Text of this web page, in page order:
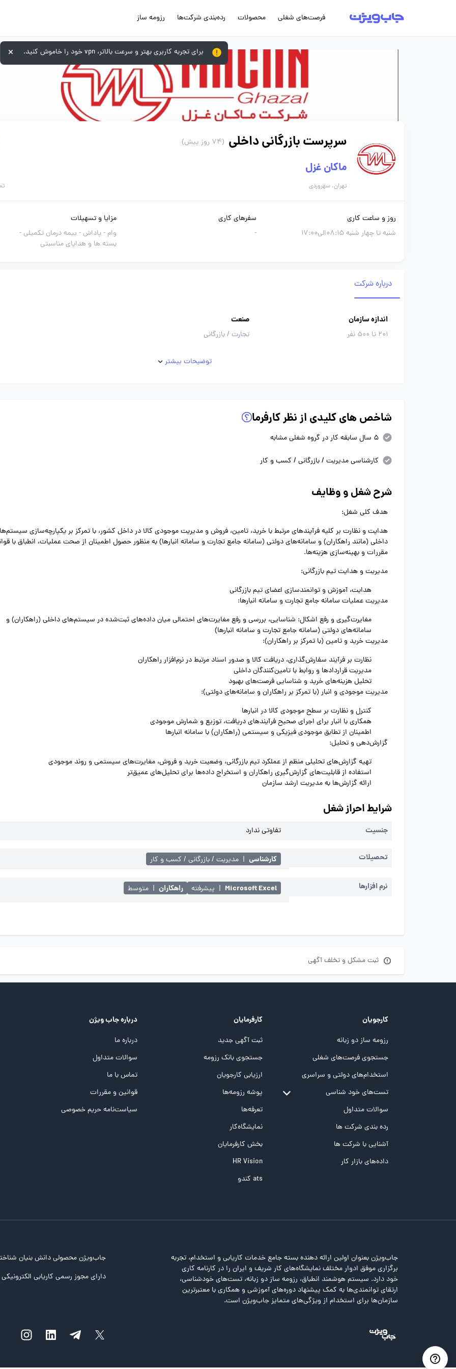
فرصت‌های شغلی محصولات رده‌بندی شرکت‌ها رزومه ساز
سرپرست بازرگانی داخلی (74 روز پیش)
ماکان غزل
تهران، سهروردی
روز و ساعت کاری
شنبه تا چهار شنبه 08:15الی17:00
سفرهای کاری
-
مزایا و تسهیلات
وام - پاداش - بیمه درمان تکمیلی -
بسته ها و هدایای مناسبتی
درباره شرکت
اندازه سازمان
201 تا 500 نفر
صنعت
تجارت / بازرگانی
توضیحات بیشتر
شاخص های کلیدی از نظر کارفرما
5 سال سابقه کار در گروه شغلی مشابه
کارشناسی مدیریت / بازرگانی / کسب و کار
شرح شغل و وظایف
هدف کلی شغل:
هدایت و نظارت بر کلیه فرآیندهای مرتبط با خرید، تامین، فروش و مدیریت موجودی کالا در داخل کشور، با تمرکز بر یکپارچه‌سازی
داخلی (مانند راهکاران) و سامانه‌های دولتی (سامانه جامع تجارت و سامانه انبارها) به منظور حصول اطمینان از صحت عملیات، انطباق با
مقررات و بهینه‌سازی هزینه‌ها.
مدیریت و هدایت تیم بازرگانی:
هدایت، آموزش و توانمندسازی اعضای تیم بازرگانی
مدیریت عملیات سامانه جامع تجارت و سامانه انبارها:
مغایرت‌گیری و رفع اشکال: شناسایی، بررسی و رفع مغایرت‌های احتمالی میان داده‌های ثبت‌شده در سیستم‌های داخلی (راهکاران) و
سامانه‌های دولتی (سامانه جامع تجارت و سامانه انبارها)
مدیریت خرید و تامین (با تمرکز بر راهکاران):
نظارت بر فرآیند سفارش‌گذاری، دریافت کالا و صدور اسناد مرتبط در نرم‌افزار راهکاران
مدیریت قراردادها و روابط با تامین‌کنندگان داخلی
تحلیل هزینه‌های خرید و شناسایی فرصت‌های بهبود
مدیریت موجودی و انبار (با تمرکز بر راهکاران و سامانه‌های دولتی):
کنترل و نظارت بر سطح موجودی کالا در انبارها
همکاری با انبار برای اجرای صحیح فرآیندهای دریافت، توزیع و شمارش موجودی
اطمینان از تطابق موجودی فیزیکی و سیستمی (راهکاران) با سامانه انبارها
گزارش‌دهی و تحلیل:
تهیه گزارش‌های تحلیلی منظم از عملکرد تیم بازرگانی، وضعیت خرید و فروش، مغایرت‌های سیستمی و روند موجودی
استفاده از قابلیت‌های گزارش‌گیری راهکاران و استخراج داده‌ها برای تحلیل‌های عمیق‌تر
ارائه گزارش‌ها به مدیریت ارشد سازمان
شرایط احراز شغل
جنسیت تفاوتی ندارد
تحصیلات کارشناسی | مدیریت / بازرگانی / کسب و کار
نرم افزارها Microsoft Excel
| پیشرفته راهکاران | متوسط
ثبت مشکل و تخلف آگهی
کارجویان
رزومه ساز دو زبانه
جستجوی فرصت‌های شغلی
استخدام‌های دولتی و سراسری
تست‌های خود شناسی
تست MBTI
تست تیپ سنجی شغلی Holland
تست NEO
تست هوش های چندگانه
سوالات متداول
رده بندی شرکت ها
آشنایی با شرکت ها
داده‌های بازار کار
کارفرمایان
ثبت آگهی جدید
جستجوی بانک رزومه
ارزیابی کارجویان
پوشه‌‌ رزومه‌ها
تعرفه‌ها
نمایشگاه‌کار
بخش کارفرمایان
HR Vision
ats کندو
درباره جاب ویژن
درباره ما
سوالات متداول
تماس با ما
قوانین و مقررات
سیاست‌نامه حریم خصوصی
جاب‌ویژن بعنوان اولین ارائه دهنده بسته جامع خدمات کاریابی و استخدام، تجربه
برگزاری موفق ادوار مختلف نمایشگاه‌های کار شریف و ایران را در کارنامه کاری
خود دارد. سیستم هوشمند انطباق، رزومه ساز دو زبانه، تست‌های خودشناسی،
ارتقای توانمندی‌ها به کمک پیشنهاد دوره‌های آموزشی و همکاری با معتبرترین
سازمان‌ها برای استخدام از ویژگی‌های متمایز جاب‌ویژن است.
جاب‌ویژن محصولی دانش بنیان
دارای مجوز رسمی کاریابی
برای تجربه کاربری بهتر و سرعت بالاتر، vpn خود را خاموش کنید.